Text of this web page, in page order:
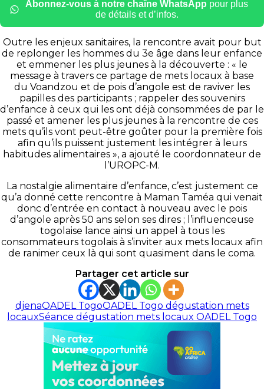
Abonnez-vous à notre chaîne WhatsApp pour plus
de détails et d’infos.
Outre les enjeux sanitaires, la rencontre avait pour but
de replonger les hommes du 3e âge dans leur enfance
et emmener les plus jeunes à la découverte : « le
message à travers ce partage de mets locaux à base
du Voandzou et de pois d’angole est de raviver les
papilles des participants ; rappeler des souvenirs
d’enfance à ceux qui les ont déjà consommées de par le
passé et amener les plus jeunes à la rencontre de ces
mets qu’ils vont peut-être goûter pour la première fois
afin qu’ils puissent justement les intégrer à leurs
habitudes alimentaires », a ajouté le coordonnateur de
l’UROPC-M.
La nostalgie alimentaire d’enfance, c’est justement ce
qu’a donné cette rencontre à Maman Taméa qui venait
donc d’entrée en contact à nouveau avec le pois
d’angole après 50 ans selon ses dires ; l’influenceuse
togolaise lance ainsi un appel à tous les
consommateurs togolais à s’inviter aux mets locaux afin
de ranimer ceux là qui sont quasiment dans le coma.
Partager cet article sur
djenaOADEL TogoOADEL Togo dégustation mets
locauxSéance dégustation mets locaux OADEL Togo